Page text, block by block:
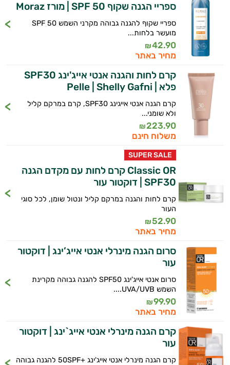
ספריי הגנה שקוף SPF 50 | מורז Moraz
ספריי שקוף להגנה גבוהה מקרני השמש SPF 50
מועשר בלחות...
42.90
₪
מחיר באתר
קרם לחות והגנה אנטי אייג'ינג SPF30
פלא | Pelle | Shelly Gafni
קרם הגנה אנטי אייגינג SPF30, קרם במרקם קליל
ולא שומני...
223.90
₪
משלוח חינם
SUPER SALE
Classic OR קרם לחות עם מקדם הגנה
SPF30 | דוקטור עור
קרם לחות והגנה במרקם קליל ונטול שומן, לכל סוגי
העור
52.90
₪
מחיר באתר
סרום הגנה מינרלי אנטי אייג’ינג | דוקטור
עור
סרום אנטי אייג'ינג SPF50 להגנה גבוהה מקרינת
השמש UVA/UVB....
99.90
₪
מחיר באתר
קרם הגנה מינרלי אנטי אייג`ינג | דוקטור
עור
קרם הגנה מינרלי אנטי אייג'ינג +50SPF להגנה גבוהה